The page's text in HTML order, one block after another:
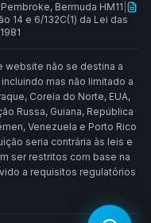
Bermuda HM11
14 e 6/132C(1) da Lei das
website não se destina a
mas não limitado a
Coreia do Norte, EUA,
Russa, Guiana, República
Venezuela e Porto Rico
seria contrária às leis e
ser restritos com base na
a requisitos regulatórios